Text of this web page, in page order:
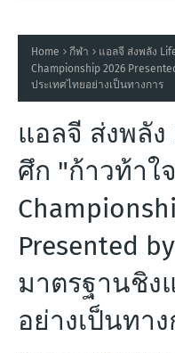
Home กีฬา
แอลจี ส่งพลัง
Championship 2026
ประเทศไทยอย่างเป็นทางการ
แอลจี ส่งพลัง
ศึก "ก้าวท้าใ
Presented
มาตรฐานชิง
อย่างเป็นทา